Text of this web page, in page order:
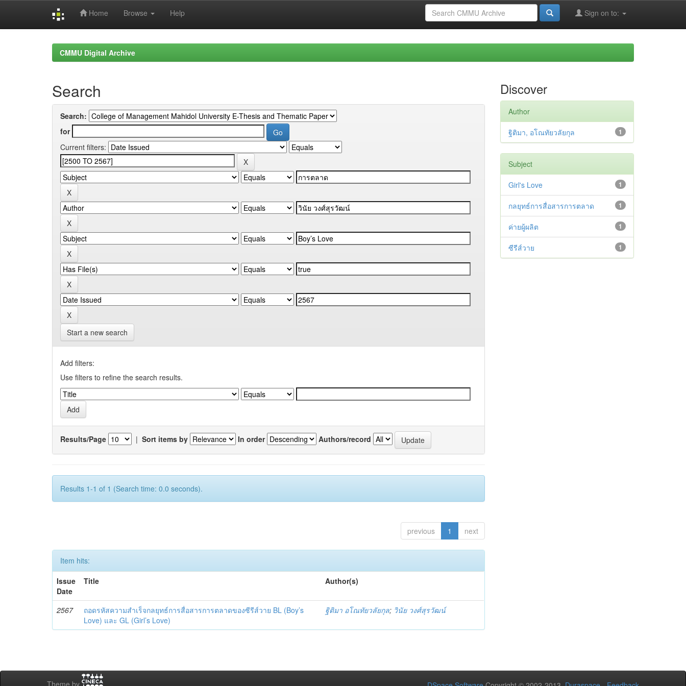
Home Browse Help Sign on to:
CMMU Digital Archive
Search
Search:
for
Current filters:
Start a new search
Add filters:
Use filters to refine the search results.
Results/Page | Sort items by In order Authors/record
Results 1-1 of 1 (Search time: 0.0 seconds).
previous 1 next
Item hits:
Issue
Date
Title Author(s)
2567
ถอดรหัสความสำเร็จกลยุทธ์การสื่อสารการตลาดของซีรีส์วาย BL (Boy’s
Love) และ GL (Girl’s Love)
ฐิติมา อโณทัยวลัยกุล; วินัย วงศ์สุรวัฒน์
Discover
Author
1
ฐิติมา, อโณทัยวลัยกุล
Subject
1
Girl's Love
1
กลยุทธ์การสื่อสารการตลาด
1
ค่ายผู้ผลิต
1
ซีรีส์วาย